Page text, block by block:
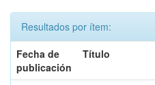
Resultados por ítem:
Fecha de
publicación
Título